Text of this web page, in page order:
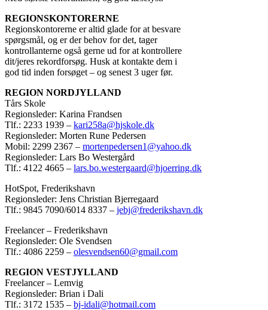
REGIONSKONTORERNE
Regionskontorerne er altid glade for at besvare
spørgsmål, og er der behov for det, tager
kontrollanterne også gerne ud for at kontrollere
dit/jeres rekordforsøg. Husk at kontakte dem i
god tid inden forsøget – og senest 3 uger før.
REGION NORDJYLLAND
Tårs Skole
Regionsleder: Karina Frandsen
Tlf.: 2233 1939 – kari258a@hjskole.dk
Regionsleder: Morten Rune Pedersen
Mobil: 2299 2367 – mortenpedersen1@yahoo.dk
Regionsleder: Lars Bo Westergård
Tlf.: 4122 4665 – lars.bo.westergaard@hjoerring.dk
HotSpot, Frederikshavn
Regionsleder: Jens Christian Bjerregaard
Tlf.: 9845 7090/6014 8337 – jebj@frederikshavn.dk
Freelancer – Frederikshavn
Regionsleder: Ole Svendsen
Tlf.: 4086 2259 – olesvendsen60@gmail.com
REGION VESTJYLLAND
Freelancer – Lemvig
Regionsleder: Brian i Dali
Tlf.: 3172 1535 – bj-idali@hotmail.com